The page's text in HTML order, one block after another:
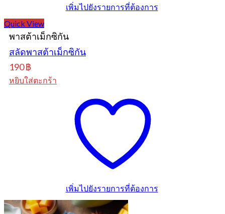
เพิ่มไปยังรายการที่ต้องการ
Quick View
พาสต้าเม็กซิกัน
สลัดพาสต้าเม็กซิกัน
190฿
หยิบใส่ตะกร้า
เพิ่มไปยังรายการที่ต้องการ